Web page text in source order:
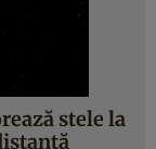
stele la